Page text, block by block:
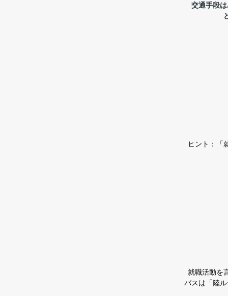
交通手段
ヒント：「
就職活動を
バスは「陸